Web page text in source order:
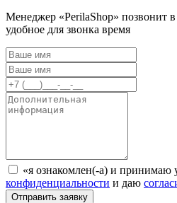
Менеджер «PerilaShop» позвонит
удобное для звонка время
«я ознакомлен(-а) и принимаю
конфиденциальности и даю